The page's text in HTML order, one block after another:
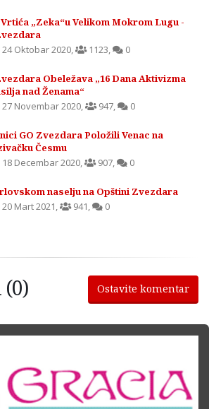
„Zeka“u Velikom Mokrom Lugu -
24 Oktobar 2020 1123 0
Obeležava „16 Dana Aktivizma
nad Ženama“
27 Novembar 2020 947 0
GO Zvezdara Položili Venac na
Česmu
18 Decembar 2020 907 0
naselju na Opštini Zvezdara
20 Mart 2021 941 0
Ostavite komentar